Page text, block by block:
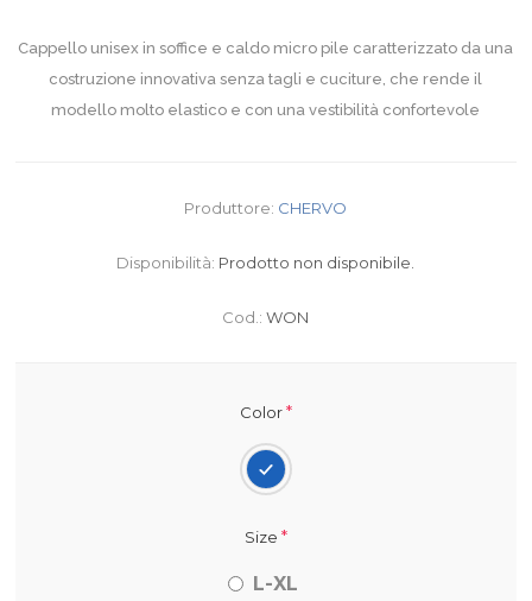
Cappello unisex in soffice e caldo micro pile caratterizzato da una
costruzione innovativa senza tagli e cuciture, che rende il
modello molto elastico e con una vestibilità confortevole
Produttore: CHERVO
Disponibilità: Prodotto non disponibile.
Cod.: WON
Color*
Size *
L-XL